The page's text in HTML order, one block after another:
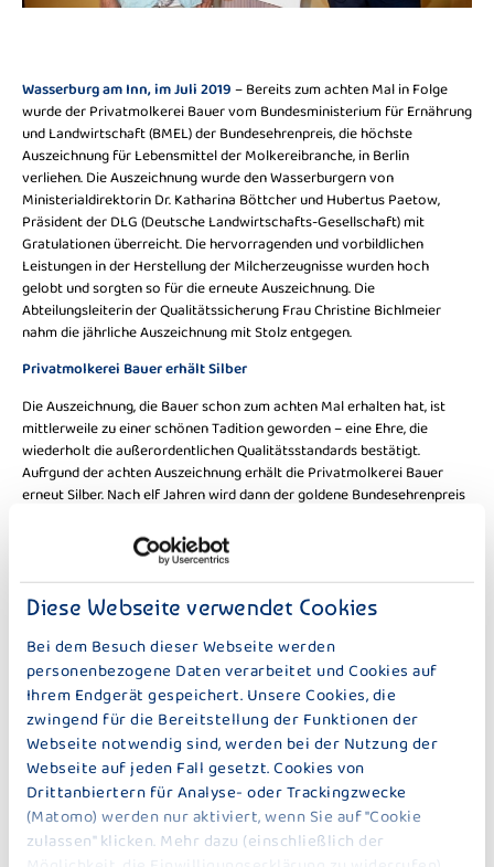
Diese Webseite verwendet Cookies
Bei dem Besuch dieser Webseite werden
personenbezogene Daten verarbeitet und Cookies auf
Ihrem Endgerät gespeichert. Unsere Cookies, die
zwingend für die Bereitstellung der Funktionen der
Webseite notwendig sind, werden bei der Nutzung der
Webseite auf jeden Fall gesetzt. Cookies von
Drittanbiertern für Analyse- oder Trackingzwecke
(Matomo) werden nur aktiviert, wenn Sie auf "Cookie
zulassen" klicken. Mehr dazu (einschließlich der
Wasserburg am Inn, im Juli 2019– Bereits zum achten Mal in Folge
wurde der Privatmolkerei Bauer vom Bundesministerium für Ernährung
und Landwirtschaft (BMEL) der Bundesehrenpreis, die höchste
Auszeichnung für Lebensmittel der Molkereibranche, in Berlin
verliehen. Die Auszeichnung wurde den Wasserburgern von
Ministerialdirektorin Dr. Katharina Böttcher und Hubertus Paetow,
Präsident der DLG (Deutsche Landwirtschafts-Gesellschaft) mit
Gratulationen überreicht. Die hervorragenden und vorbildlichen
Leistungen in der Herstellung der Milcherzeugnisse wurden hoch
gelobt und sorgten so für die erneute Auszeichnung. Die
Abteilungsleiterin der Qualitätssicherung Frau Christine Bichlmeier
nahm die jährliche Auszeichnung mit Stolz entgegen.
Privatmolkerei Bauer erhält Silber
Die Auszeichnung, die Bauer schon zum achten Mal erhalten hat, ist
mittlerweile zu einer schönen Tadition geworden – eine Ehre, die
wiederholt die außerordentlichen Qualitätsstandards bestätigt.
Aufrgund der achten Auszeichnung erhält die Privatmolkerei Bauer
erneut Silber. Nach elf Jahren wird dann der goldene Bundesehrenpreis
Molkereibranche geehrt, die im Vorjahr Höchstleistungen erzielten,
wobei auch Bauer mit Stolz verkünden kann, dass sie wieder
ausgezeichnet wurden. Sie erzielten hervorragende Ergebnisse in den
umfangreichen Expertentests der DLG-Qualitätsprüfungen.
Die produktspezifische Prüfmethodik hat im Zentrum die sensorische
Analyse der Lebensmittel. Um die Qualitätsprüfung zu
komplementieren, wird diese ergänzt durch eine Überprüfung der
Deklaration und der Verpackung sowie um zahlreiche Labortests. „Die
Privatmolkerei Bauer setzt richtungsweisende Maßstäbe und darf sich
deshalb als Botschafter genussvoller Qualitätsprodukte bezeichnen",
betonte der DLG-Präsident. Christine Bichlmeier spielt als
Abteilunsgleiterin der Qualitätssicherung dabei eine entscheidende
Rolle, denn sie kontrolliert regelmäßig, dass die Produkte, die mit Milch
hergestellt werden, den hohen Qualitätsanforderungen der